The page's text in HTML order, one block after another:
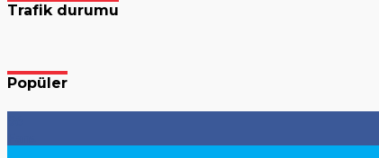
Trafik durumu
Popüler